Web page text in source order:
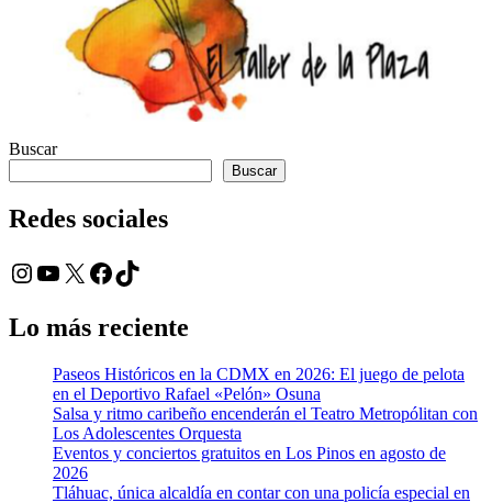
Buscar
Buscar
Redes sociales
Instagram
YouTube
X Facebook
TikTok
Lo más reciente
Paseos Históricos en la CDMX en 2026: El juego de pelota
en el Deportivo Rafael «Pelón» Osuna
Salsa y ritmo caribeño encenderán el Teatro Metropólitan con
Los Adolescentes Orquesta
Eventos y conciertos gratuitos en Los Pinos en agosto de
2026
Tláhuac, única alcaldía en contar con una policía especial en